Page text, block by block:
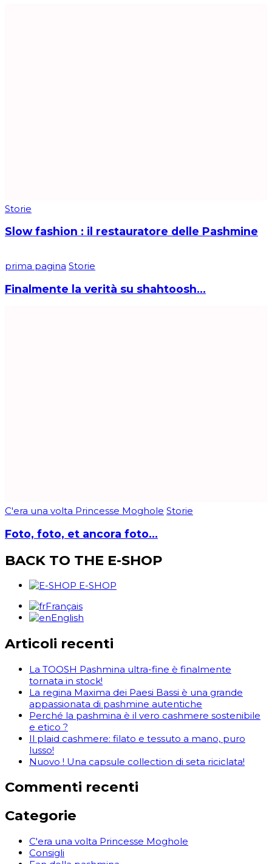
Storie
Slow fashion : il restauratore delle Pashmine
prima pagina Storie
Finalmente la verità su shahtoosh…
C'era una volta Princesse Moghole Storie
Foto, foto, et ancora foto…
BACK TO THE E-SHOP
E-SHOP
Français
English
Articoli recenti
La TOOSH Pashmina ultra-fine è finalmente
tornata in stock!
La regina Maxima dei Paesi Bassi è una grande
appassionata di pashmine autentiche
Perché la pashmina è il vero cashmere sostenibile
e etico ?
Il plaid cashmere: filato e tessuto a mano, puro
lusso!
Nuovo ! Una capsule collection di seta riciclata!
Commenti recenti
Categorie
C'era una volta Princesse Moghole
Consigli